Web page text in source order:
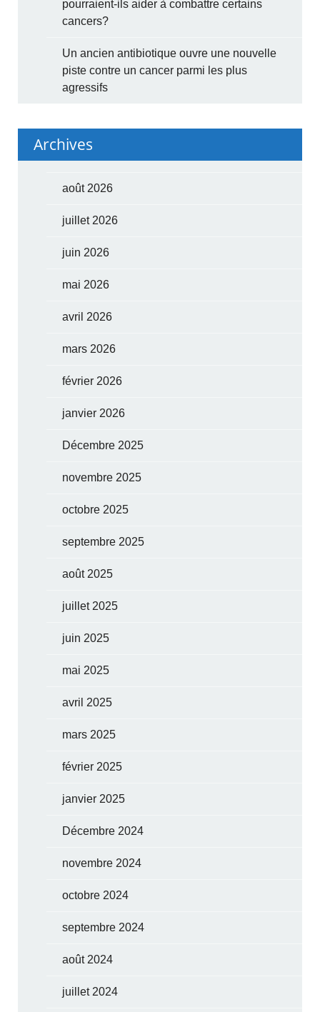
pourraient-ils aider à combattre certains
cancers?
Un ancien antibiotique ouvre une nouvelle
piste contre un cancer parmi les plus
agressifs
Archives
août 2026
juillet 2026
juin 2026
mai 2026
avril 2026
mars 2026
février 2026
janvier 2026
Décembre 2025
novembre 2025
octobre 2025
septembre 2025
août 2025
juillet 2025
juin 2025
mai 2025
avril 2025
mars 2025
février 2025
janvier 2025
Décembre 2024
novembre 2024
octobre 2024
septembre 2024
août 2024
juillet 2024